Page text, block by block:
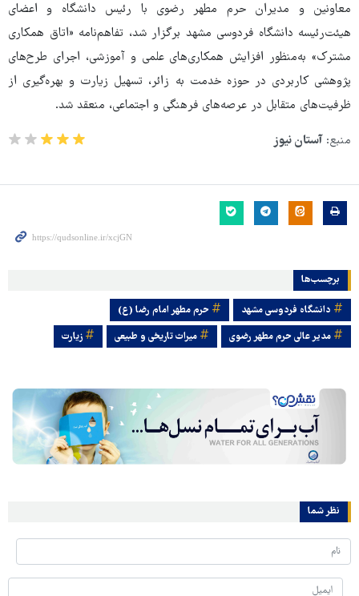
معاونین و مدیران حرم مطهر رضوی با رئیس دانشگاه و اعضای
هیئت‌رئیسه دانشگاه فردوسی مشهد برگزار شد، تفاهم‌نامه «اتاق همکاری
مشترک» به‌منظور افزایش همکاری‌های علمی و آموزشی، اجرای طرح‌های
پژوهشی کاربردی در حوزه خدمت به زائر، تسهیل زیارت و بهره‌گیری از
ظرفیت‌های متقابل در عرصه‌های فرهنگی و اجتماعی، منعقد شد.
منبع: آستان نیوز
برچسب‌ها
دانشگاه فردوسی مشهد
حرم مطهر امام رضا (ع)
مدیر عالی حرم مطهر رضوی
میراث تاریخی و طبیعی زیارت
نظر شما